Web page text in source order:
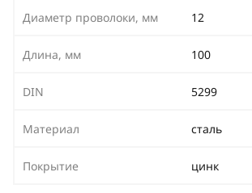
Диаметр проволоки, мм 12
Длина, мм 100
DIN 5299
Материал сталь
Покрытие цинк